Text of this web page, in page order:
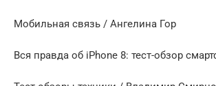
Мобильная связь / Ангелина Гор
Вся правда об iPhone 8: тест-обзор